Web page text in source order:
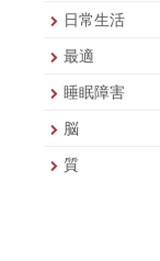
日常生活
最適
睡眠障害
脳
質